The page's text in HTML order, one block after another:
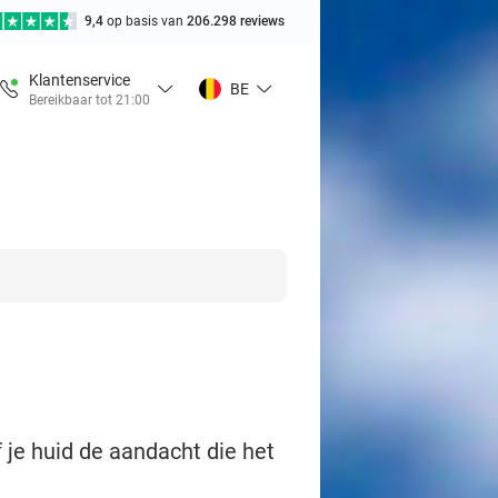
9,4 op basis van 206.298 reviews
Klantenservice
Bereikbaar tot 21:00
BE
huid de aandacht die het